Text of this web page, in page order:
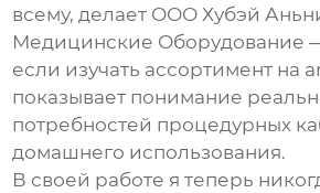
всему, делает ООО Хубэй
Медицинские Оборудование
если изучать ассортимент на
показывает понимание
потребностей процедурных
домашнего использования.
В своей работе я теперь